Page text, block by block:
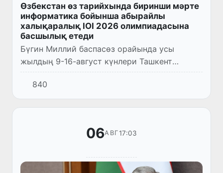
Өзбекстан өз тарийхында биринши мәрте
информатика бойынша абырайлы
халықаралық IOI 2026 олимпиадасына
басшылық етеди
Бүгин Миллий баспасөз орайында усы
жылдың 9-16-август күнлери Ташкент
қаласында болып өтетуғын 38-Халықаралық
информатика олимпиадасы (IOI 2026)
мүнәсибети менен баспасөз әнжуманы...
840
06АВГ17:03